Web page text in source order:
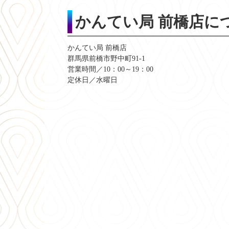
かんてい局 前橋店に
かんてい局 前橋店
群馬県前橋市野中町91-1
営業時間／10：00～19：00
定休日／水曜日